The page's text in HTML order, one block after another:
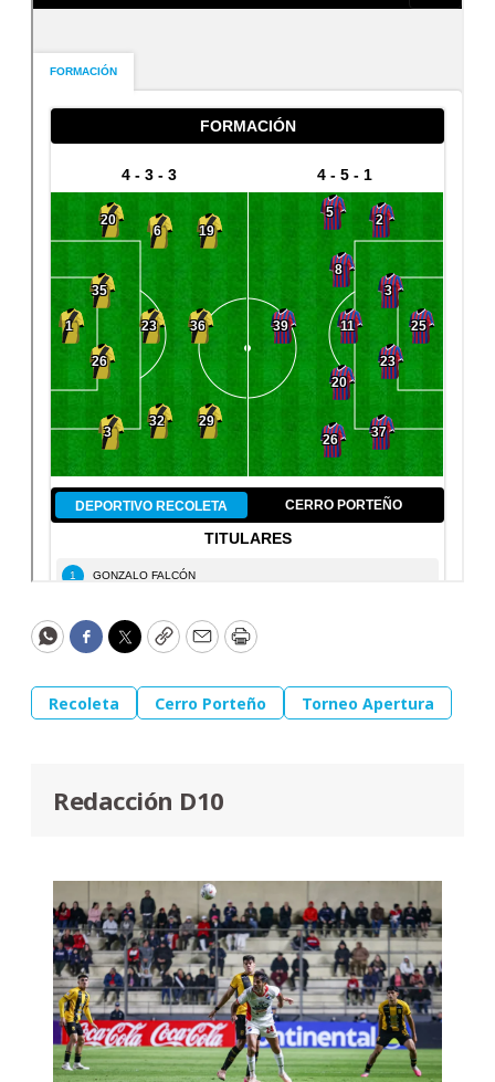
WhatsApp
Facebook
Twitter
CopyEmailPrint
Recoleta Cerro Porteño Torneo Apertura
Redacción D10